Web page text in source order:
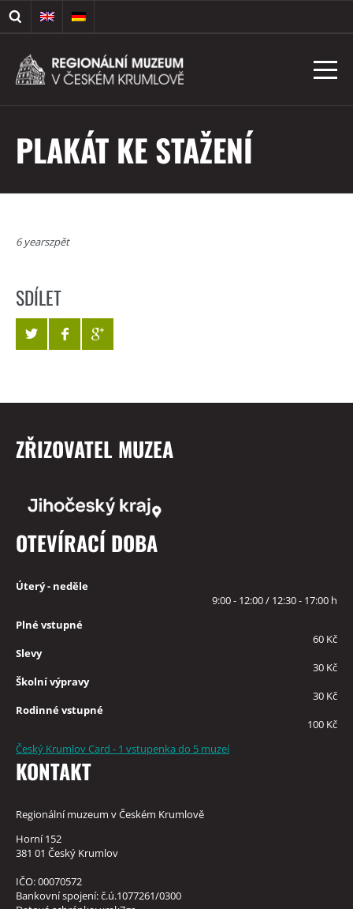
PLAKÁT KE STAŽENÍ
6 yearszpět
SDÍLET
ZŘIZOVATEL MUZEA
OTEVÍRACÍ DOBA
Úterý - neděle
9:00 - 12:00 / 12:30 - 17:00 h
Plné vstupné
60 Kč
Slevy
30 Kč
Školní výpravy
30 Kč
Rodinné vstupné
100 Kč
Český Krumlov Card - 1 vstupenka do 5 muzeí
KONTAKT
Regionální muzeum v Českém Krumlově
Horní 152
381 01 Český Krumlov
IČO: 00070572
Bankovní spojení: č.ú.1077261/0300